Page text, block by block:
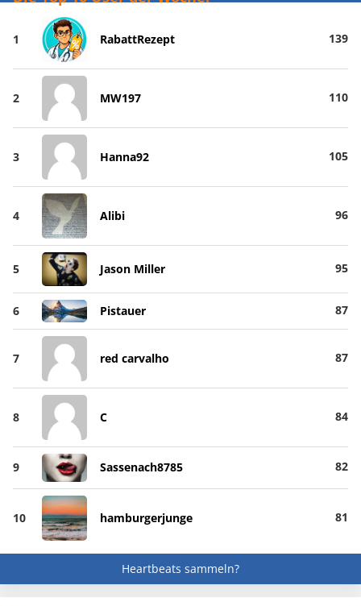
1 RabattRezept 139
2 MW197 110
3 Hanna92 105
4 Alibi 96
5 Jason Miller 95
6 Pistauer 87
7 red carvalho 87
8 C 84
9 Sassenach8785 82
10 hamburgerjunge 81
Heartbeats sammeln?